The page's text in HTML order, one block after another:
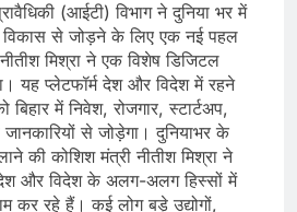
(आईटी) विभाग ने दुनिया भर में
विकास से जोड़ने के लिए एक नई पहल
मिश्रा ने एक विशेष डिजिटल
यह प्लेटफॉर्म देश और विदेश में रहने
बिहार में निवेश, रोजगार, स्टार्टअप,
से जोड़ेगा। दुनियाभर के
की कोशिश मंत्री नीतीश मिश्रा ने
और विदेश के अलग-अलग हिस्सों में
कर रहे हैं। कई लोग बड़े उद्योगों,